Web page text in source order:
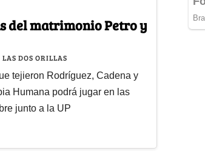
del matrimonio Petro y
LAS DOS ORILLAS
tejieron Rodríguez, Cadena y
Humana podrá jugar en las
junto a la UP